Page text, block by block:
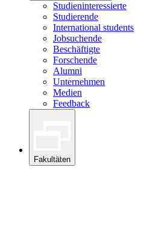
Studieninteressierte
Studierende
International students
Jobsuchende
Beschäftigte
Forschende
Alumni
Unternehmen
Medien
Feedback
Fakultäten